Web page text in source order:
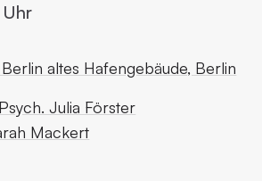
altes Hafengebäude, Berlin
Julia Förster
Mackert